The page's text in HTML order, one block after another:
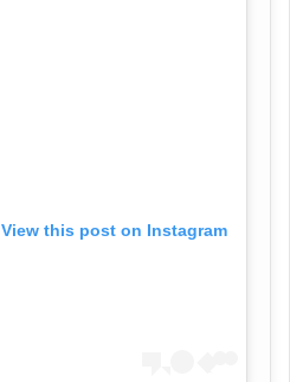
View this post on Instagram